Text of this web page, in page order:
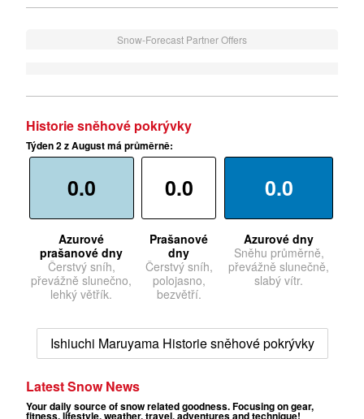
Snow-Forecast Partner Offers
Historie sněhové pokrývky
Týden 2 z August má průměrně:
0.0
Azurové
prašanové dny
Čerstvý sníh,
převážně slunečno,
lehký větřík.
0.0
Prašanové
dny
Čerstvý sníh,
polojasno,
bezvětří.
0.0
Azurové dny
Sněhu průměrně,
převážně slunečně,
slabý vítr.
Ishiuchi Maruyama Historie sněhové pokrývky